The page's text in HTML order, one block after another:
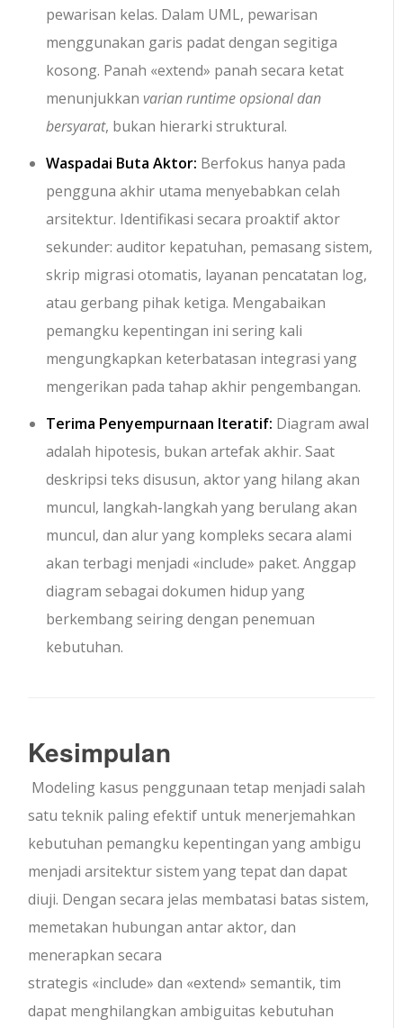
pewarisan kelas. Dalam UML, pewarisan
menggunakan garis padat dengan segitiga
kosong. Panah «extend» panah secara ketat
menunjukkanvarian runtime opsional dan
bersyarat, bukan hierarki struktural.
Waspadai Buta Aktor: Berfokus hanya pada
pengguna akhir utama menyebabkan celah
arsitektur. Identifikasi secara proaktif aktor
sekunder: auditor kepatuhan, pemasang sistem,
skrip migrasi otomatis, layanan pencatatan log,
atau gerbang pihak ketiga. Mengabaikan
pemangku kepentingan ini sering kali
mengungkapkan keterbatasan integrasi yang
mengerikan pada tahap akhir pengembangan.
Terima Penyempurnaan Iteratif: Diagram awal
adalah hipotesis, bukan artefak akhir. Saat
deskripsi teks disusun, aktor yang hilang akan
muncul, langkah-langkah yang berulang akan
muncul, dan alur yang kompleks secara alami
akan terbagi menjadi «include» paket. Anggap
diagram sebagai dokumen hidup yang
berkembang seiring dengan penemuan
kebutuhan.
Kesimpulan
Modeling kasus penggunaan tetap menjadi salah
satu teknik paling efektif untuk menerjemahkan
kebutuhan pemangku kepentingan yang ambigu
menjadi arsitektur sistem yang tepat dan dapat
diuji. Dengan secara jelas membatasi batas sistem,
memetakan hubungan antar aktor, dan
menerapkan secara
strategis «include» dan «extend» semantik, tim
dapat menghilangkan ambiguitas kebutuhan